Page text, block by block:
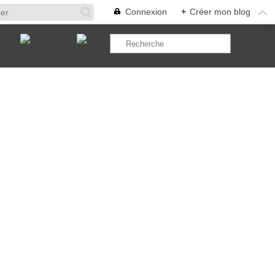
Connexion + Créer mon blog